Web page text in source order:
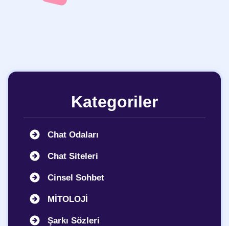
Kategoriler
Chat Odaları
Chat Siteleri
Cinsel Sohbet
MİTOLOJİ
Şarkı Sözleri